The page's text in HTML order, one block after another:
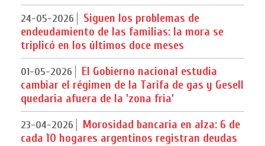
24-05-2026
Siguen los problemas de
endeudamiento de las familias: la mora se
triplicó en los últimos doce meses
01-05-2026
El Gobierno nacional estudia
cambiar el régimen de la Tarifa de gas y Gesell
quedaria afuera de la 'zona fria'
23-04-2026
Morosidad bancaria en alza: 6 de
cada 10 hogares argentinos registran deudas